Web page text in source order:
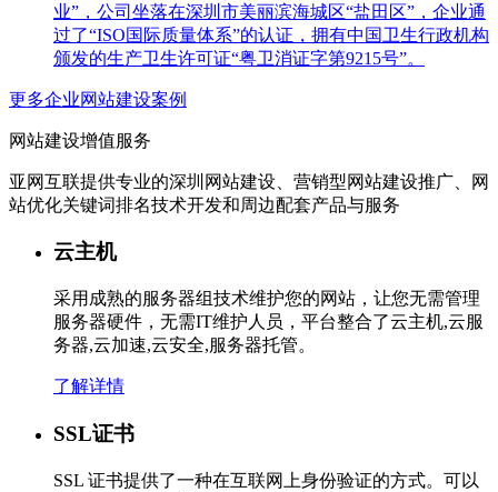
业”，公司坐落在深圳市美丽滨海城区“盐田区”，企业通
过了“ISO国际质量体系”的认证，拥有中国卫生行政机构
颁发的生产卫生许可证“粤卫消证字第9215号”。
更多企业网站建设案例
网站建设增值服务
亚网互联提供专业的深圳网站建设、营销型网站建设推广、网
站优化关键词排名技术开发和周边配套产品与服务
云主机
采用成熟的服务器组技术维护您的网站，让您无需管理
服务器硬件，无需IT维护人员，平台整合了云主机,云服
务器,云加速,云安全,服务器托管。
了解详情
SSL证书
SSL 证书提供了一种在互联网上身份验证的方式。可以